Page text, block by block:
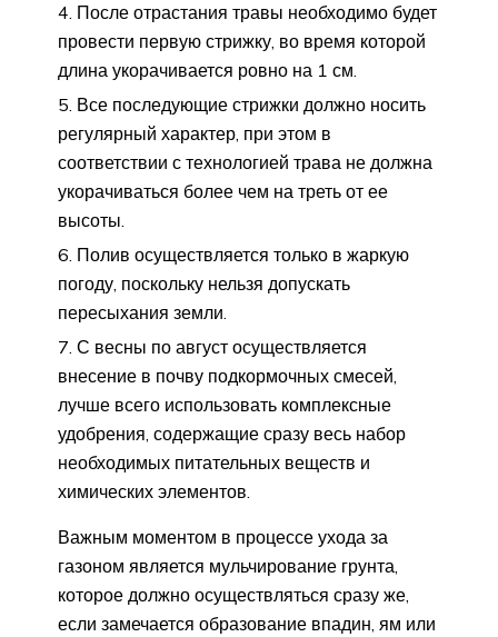
После отрастания травы необходимо будет
провести первую стрижку, во время которой
длина укорачивается ровно на 1 см.
Все последующие стрижки должно носить
регулярный характер, при этом в
соответствии с технологией трава не должна
укорачиваться более чем на треть от ее
высоты.
Полив осуществляется только в жаркую
погоду, поскольку нельзя допускать
пересыхания земли.
С весны по август осуществляется
внесение в почву подкормочных смесей,
лучше всего использовать комплексные
удобрения, содержащие сразу весь набор
необходимых питательных веществ и
химических элементов.
Важным моментом в процессе ухода за
газоном является мульчирование грунта,
которое должно осуществляться сразу же,
если замечается образование впадин, ям или